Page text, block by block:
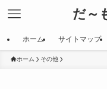
だ～
ホーム サイトマップ
ホーム その他